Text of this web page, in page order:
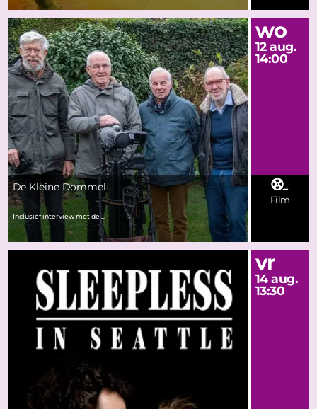
De Kleine Dommel
Inclusief interview met de ...
wo
12 aug.
14:00
Film
vr
14 aug.
13:30